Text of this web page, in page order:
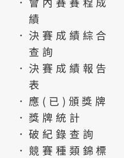
績
．決賽成績綜合
查詢
．決賽成績報告
表
．應(已)頒獎牌
．獎牌統計
．破紀錄查詢
．競賽種類錦標